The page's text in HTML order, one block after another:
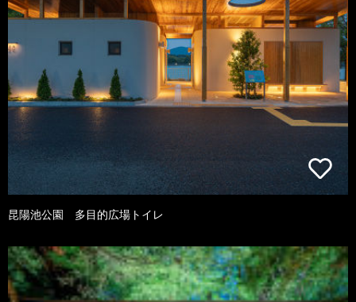
昆陽池公園 多目的広場トイレ